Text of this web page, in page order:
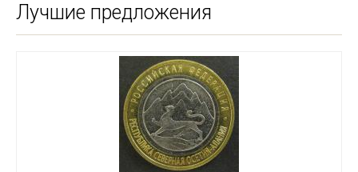
Лучшие предложения